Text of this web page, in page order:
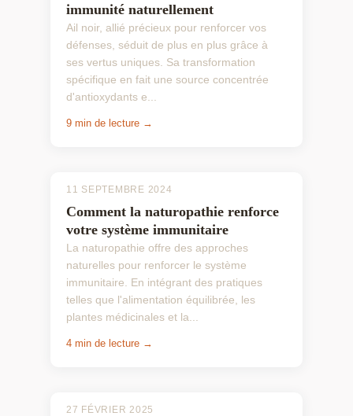
immunité naturellement
Ail noir, allié précieux pour renforcer vos
défenses, séduit de plus en plus grâce à
ses vertus uniques. Sa transformation
spécifique en fait une source concentrée
d'antioxydants e...
9 min de lecture →
11 SEPTEMBRE 2024
Comment la naturopathie renforce
votre système immunitaire
La naturopathie offre des approches
naturelles pour renforcer le système
immunitaire. En intégrant des pratiques
telles que l'alimentation équilibrée, les
plantes médicinales et la...
4 min de lecture →
27 FÉVRIER 2025